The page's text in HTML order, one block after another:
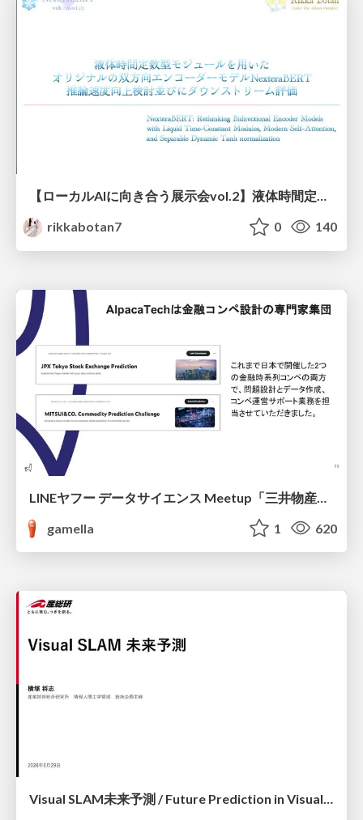
【ローカルAIに向き合う展示会vol.2】液体時間定数型モジュールを用いた オリジナルの双方向エンコーダーモデルNexteraBERT 推論速度向上検討並びにダウンストリーム評価
rikkabotan7
0 140
gamella
1 620
Visual SLAM未来予測 / Future Prediction in Visual SLAM